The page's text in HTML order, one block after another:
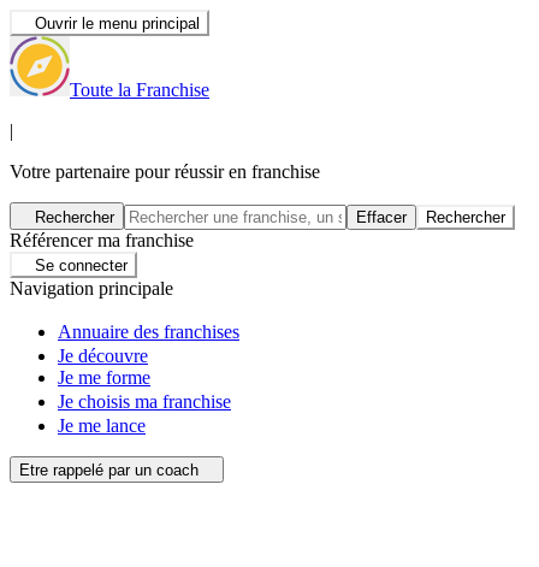
Ouvrir le menu principal
Toute la Franchise
|
Votre partenaire pour réussir en franchise
Rechercher Effacer Rechercher
Référencer ma franchise
Se connecter
Navigation principale
Annuaire des franchises
Je découvre
Je me forme
Je choisis ma franchise
Je me lance
Etre rappelé par un coach